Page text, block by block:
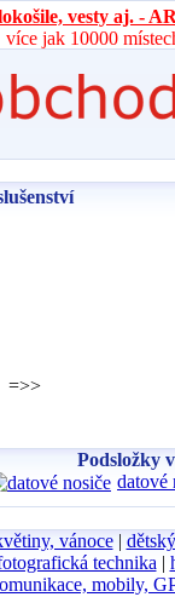
vesty aj. -
více jak 10000
=>>
Podsložky
datové
vánoce|
technika |
mobily,